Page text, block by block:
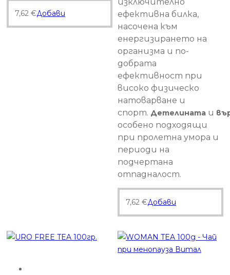
7,62 €Добави
ефективна билка,
насочена към
енергизирането на
организма и по-
добрата
ефективност при
високо физическо
натоварване и
спорт. Детелината и
особено подходящи
при пролетна умора и
периоди на
подчертана
отпадналост.
7,62 €Добави